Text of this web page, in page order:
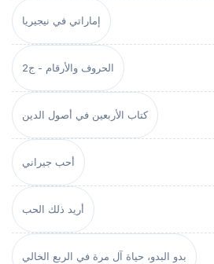
إماراتي في نيجيريا
الحروف والأرقام - ج2
كتاب الأربعين في أصول الدين
أحب جيراني
أريد ذلك الحب
بدو البدو، حياة آل مرة في الربع الخالي